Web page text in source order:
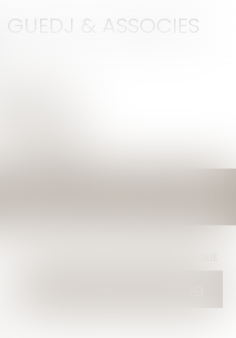
& ASSOCIES